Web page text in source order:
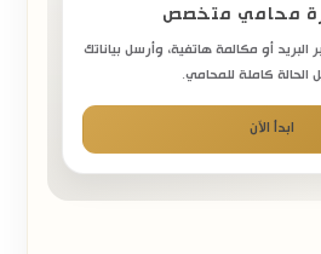
محامي متخصص
أو مكالمة هاتفية، وأرسل بياناتك
الحالة كاملة للمحامي.
ابدأ الآن